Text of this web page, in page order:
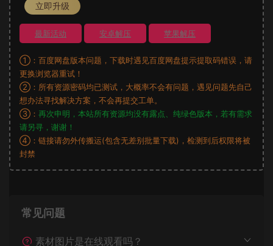
立即升级
最新活动 安卓解压 苹果解压
①：百度网盘版本问题，下载时遇见百度网盘提示提取码错误，请
更换浏览器重试！
②：所有资源密码均已测试，大概率不会有问题，遇见问题先自己
想办法寻找解决方案，不会再提交工单。
③： 再次申明，本站所有资源均没有露点、纯绿色版本，若有需求
请另寻，谢谢！
④：链接请勿外传搬运(包含无差别批量下载)，检测到后权限将被
封禁
常见问题
素材图片是在线观看吗？